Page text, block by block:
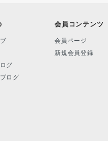
グ
ログ
会員コンテンツ
会員ページ
新規会員登録